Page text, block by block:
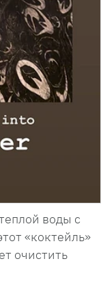
воды с
«коктейль»
очистить